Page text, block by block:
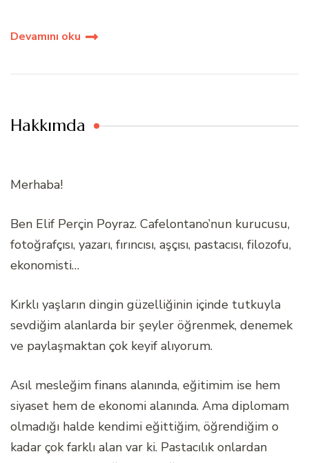
Devamını oku
Hakkımda
Merhaba!
Ben Elif Perçin Poyraz. Cafelontano’nun kurucusu,
fotoğrafçısı, yazarı, fırıncısı, aşçısı, pastacısı, filozofu,
ekonomisti…
Kırklı yaşların dingin güzelliğinin içinde tutkuyla
sevdiğim alanlarda bir şeyler öğrenmek, denemek
ve paylaşmaktan çok keyif alıyorum.
Asıl mesleğim finans alanında, eğitimim ise hem
siyaset hem de ekonomi alanında. Ama diplomam
olmadığı halde kendimi eğittiğim, öğrendiğim o
kadar çok farklı alan var ki. Pastacılık onlardan